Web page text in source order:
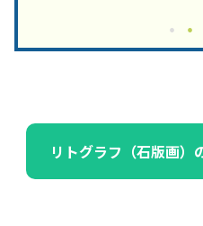
リトグラフ（石版画）